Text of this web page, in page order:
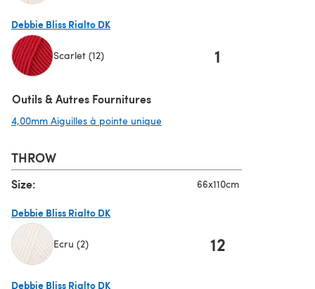
Debbie Bliss Rialto DK
Scarlet (12) 1
Outils & Autres Fournitures
4,00mm Aiguilles à pointe unique
THROW
Size: 66x110cm
Debbie Bliss Rialto DK
Ecru (2) 12
Debbie Bliss Rialto DK